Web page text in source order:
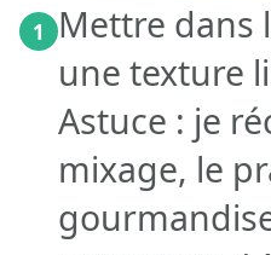
1
Mettre dans
une texture
Astuce : je
mixage, le